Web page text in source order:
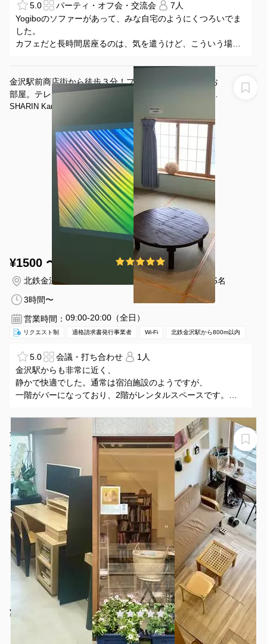
5.0 パーティ・オフ会・交流会
7人
Yogiboのソファーがあって、みな自宅のようにくつろいでま
した。
カフェだと長時間居座るのは、気を遣うけど、こういう場所
2階に上がる階段がちょっと危ないので、小さなお子さん連れ
には辛いと思いました。
金沢駅前商店街から徒歩３分！プロジェクターのあるお
部屋。テレワーク・テレビ会議・コワーキング・プライ
ベート・ビジネス利用に
SHARIN Kanazawa Traveler's Inn
¥1500 〜 ¥2000
(1件)
北鉄金沢駅 徒歩7分
石川県金沢市笠市町5-6
1〜5名
3時間〜
営業時間： 09:00-20:00（全日）
リクエスト制 適格請求書発行事業者 Wi-Fi 北鉄金沢駅から800m以内
5.0 会議・打ち合わせ
1人
金沢駅からも非常に近く、
静かで快適でした。通常は宿泊施設のようですが、
一階がバーになっており、2階がレンタルスペースです。
金沢市東山【コワーキングスペースA】貸し切りで仕事や
作業、ワークショップなどに！
アム コワーキングスペースA
¥1155 〜 ¥1155 /時間
(0件)
北鉄金沢駅 徒歩25分石川県金沢市東山3-11-10
1〜5名